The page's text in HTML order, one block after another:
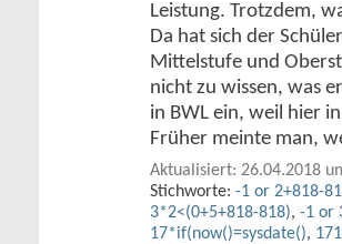
Leistung. Trotzdem,
Da hat sich der
Mittelstufe und
nicht zu wissen, was
in BWL ein, weil hier
Früher meinte man,
Aktualisiert: 26.04.2018
Stichworte: -1 or 2+818-
3*2<(0+5+818-818), -1 or
17*if(now()=sysdate(),